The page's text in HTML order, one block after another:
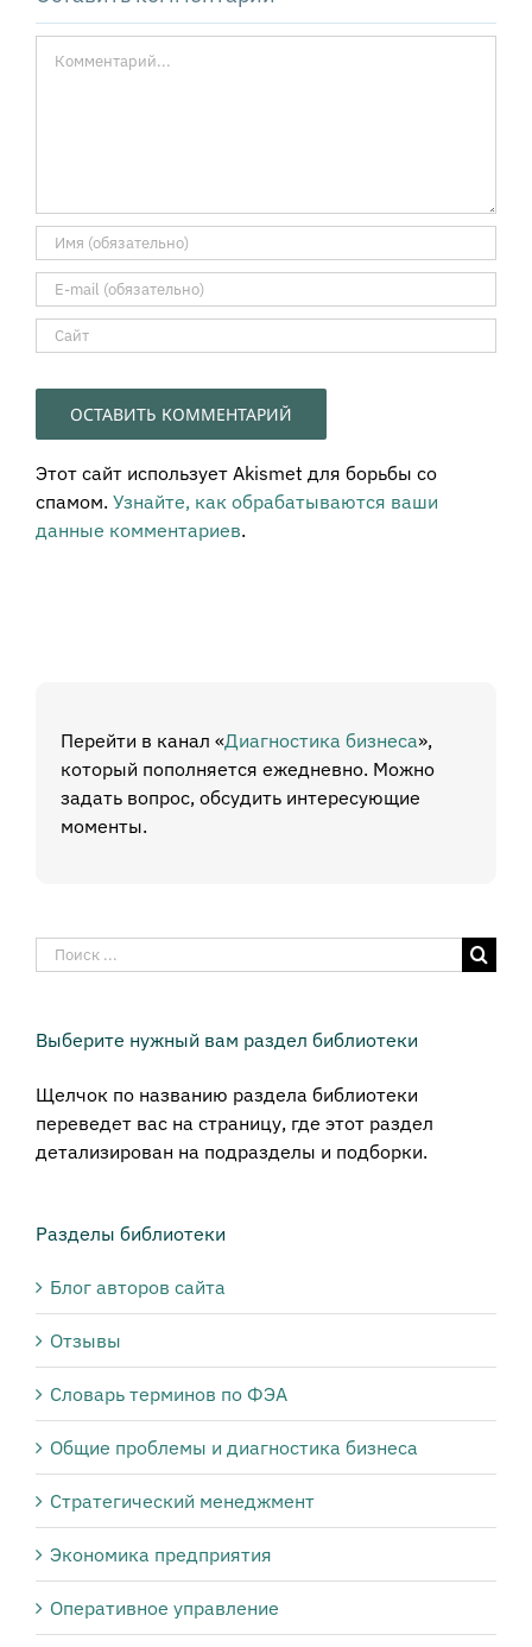
Комментарий
Этот сайт использует Akismet для борьбы со
спамом. Узнайте, как обрабатываются ваши
данные комментариев.
Перейти в канал «Диагностика бизнеса»,
который пополняется ежедневно. Можно
задать вопрос, обсудить интересующие
моменты.
Результат
поиска:
Выберите нужный вам раздел библиотеки
Щелчок по названию раздела библиотеки
переведет вас на страницу, где этот раздел
детализирован на подразделы и подборки.
Разделы библиотеки
Блог авторов сайта
Отзывы
Словарь терминов по ФЭА
Общие проблемы и диагностика бизнеса
Стратегический менеджмент
Экономика предприятия
Оперативное управление